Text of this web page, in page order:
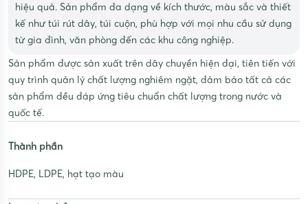
hiệu quả. Sản phẩm đa dạng về kích thước, màu sắc và thiết
kế như túi rút dây, túi cuộn, phù hợp với mọi nhu cầu sử dụng
từ gia đình, văn phòng đến các khu công nghiệp.
Sản phẩm được sản xuất trên dây chuyền hiện đại, tiên tiến với
quy trình quản lý chất lượng nghiêm ngặt, đảm bảo tất cả các
sản phẩm đều đáp ứng tiêu chuẩn chất lượng trong nước và
quốc tế.
Thành phần
HDPE, LDPE, hạt tạo màu